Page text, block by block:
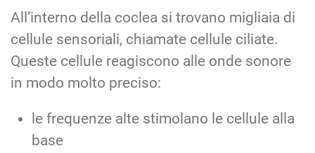
All’interno della coclea si trovano migliaia di
cellule sensoriali, chiamate cellule ciliate.
Queste cellule reagiscono alle onde sonore
in modo molto preciso:
le frequenze alte stimolano le cellule alla
base